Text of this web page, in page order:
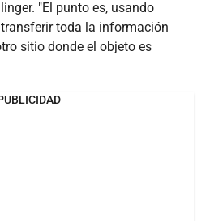
"El punto es, usando
toda la información
sitio donde el objeto es